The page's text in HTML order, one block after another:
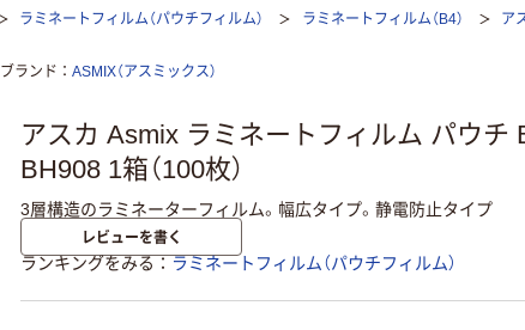
ラミネートフィルム（パウチフィルム） ラミネートフィルム（B4） ア
ブランド ASMIX（アスミックス）
アスカ Asmix ラミネートフィルム パウチ
BH908 1箱（100枚）
3層構造のラミネーターフィルム。幅広タイプ。静電防止タイプ
レビューを書く
ランキングをみる ラミネートフィルム（パウチフィルム）